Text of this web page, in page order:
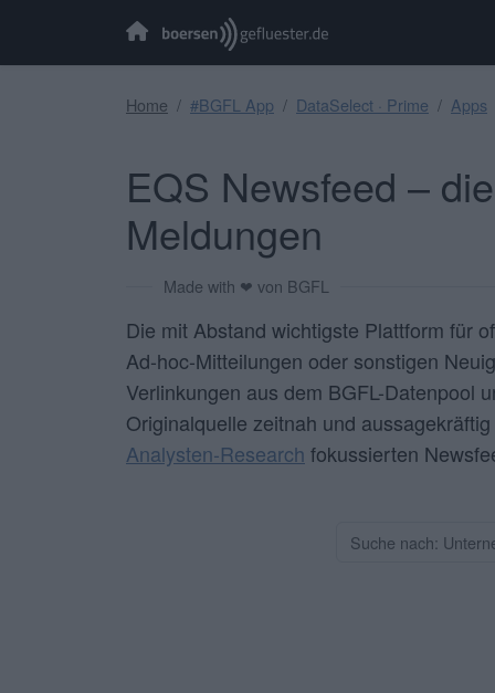
Home #BGFL App DataSelect · Prime Apps
EQS Newsfeed –
Meldungen
Made with ❤ von BGFL
Die mit Abstand wichtigste Plattform für
Ad-hoc-Mitteilungen oder sonstigen
Verlinkungen aus dem BGFL-Datenpool
Originalquelle zeitnah und
Analysten-Research fokussierten